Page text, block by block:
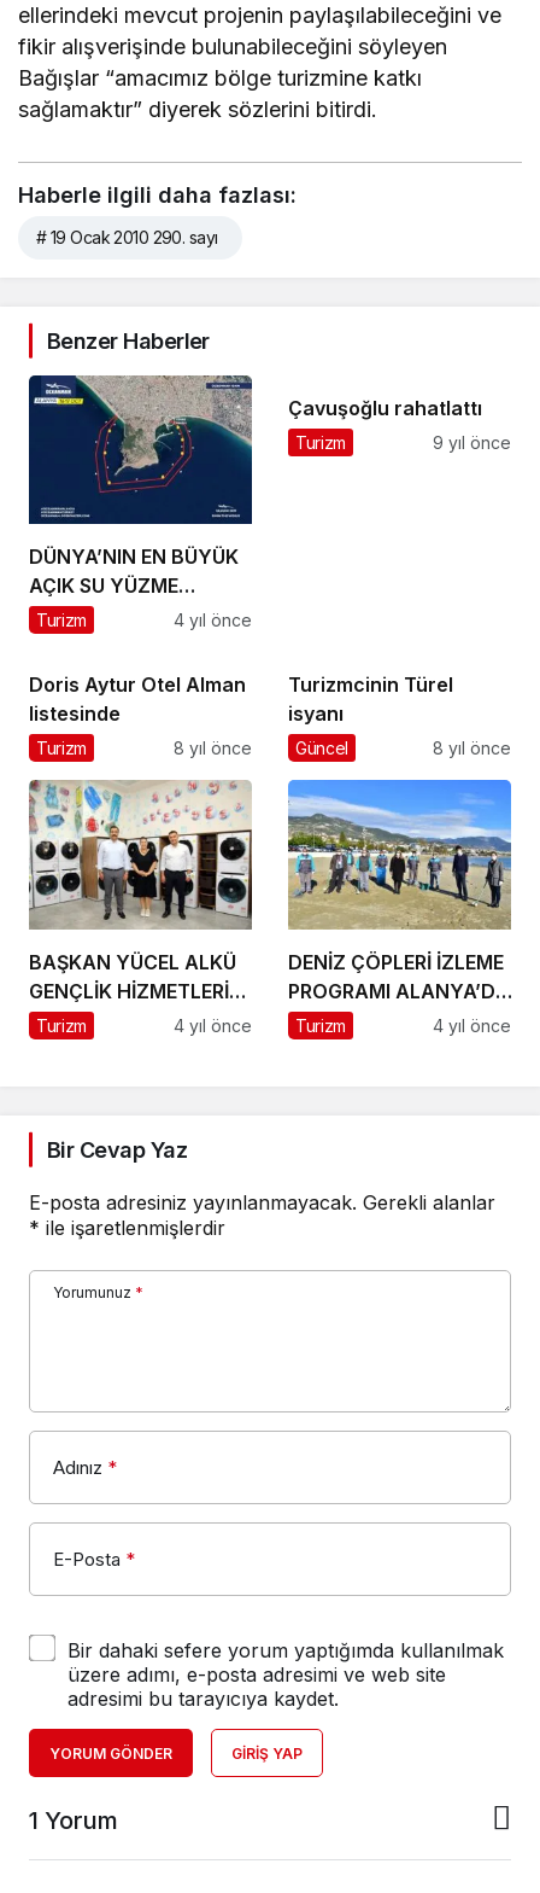
ellerindeki mevcut projenin paylaşılabileceğini ve
fikir alışverişinde bulunabileceğini söyleyen
Bağışlar “amacımız bölge turizmine katkı
sağlamaktır” diyerek sözlerini bitirdi.
Haberle ilgili daha fazlası:
# 19 Ocak 2010 290. sayı
Benzer Haberler
DÜNYA’NIN EN BÜYÜK
AÇIK SU YÜZME
YARIŞLARI SERİSİ
BAŞLIYOR
Turizm 4 yıl önce
Çavuşoğlu rahatlattı
Turizm 9 yıl önce
Doris Aytur Otel Alman
listesinde
Turizm 8 yıl önce
Turizmcinin Türel
isyanı
Güncel 8 yıl önce
BAŞKAN YÜCEL ALKÜ
GENÇLİK HİZMETLERİ
BİRİMİ’NDEKİ
Turizm 4 yıl önce
DENİZ ÇÖPLERİ İZLEME
PROGRAMI ALANYA’DA
UYGULANDI
Turizm 4 yıl önce
Bir Cevap Yaz
E-posta adresiniz yayınlanmayacak. Gerekli alanlar
* ile işaretlenmişlerdir
Yorumunuz *
Adınız *
E-Posta *
Bir dahaki sefere yorum yaptığımda kullanılmak
üzere adımı, e-posta adresimi ve web site
adresimi bu tarayıcıya kaydet.
YORUM GÖNDER GIRIŞ YAP
1 Yorum